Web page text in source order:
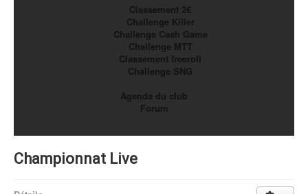
Classement 2€
Challenge Killer
Challenge Cash Game
Challenge MTT
Classement freeroll
Challenge SNG
Agenda du club
Forum
Championnat Live